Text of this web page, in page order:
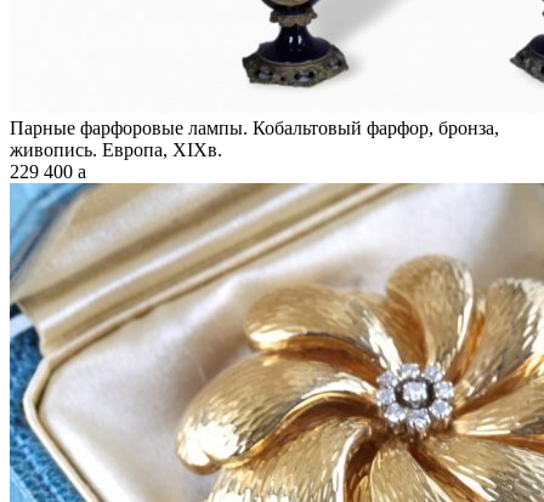
Парные фарфоровые лампы. Кобальтовый фарфор, бронза,
живопись. Европа, XIXв.
229 400 a